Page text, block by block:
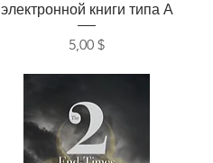
электронной книги типа А
Цена
5,00 $